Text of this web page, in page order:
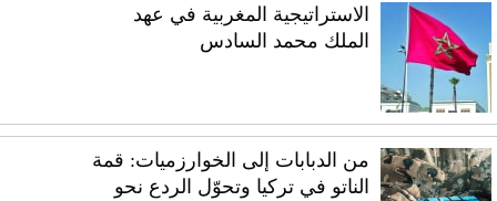
الاستراتيجية المغربية في عهد
الملك محمد السادس
من الدبابات إلى الخوارزميات: قمة
الناتو في تركيا وتحوّل الردع نحو